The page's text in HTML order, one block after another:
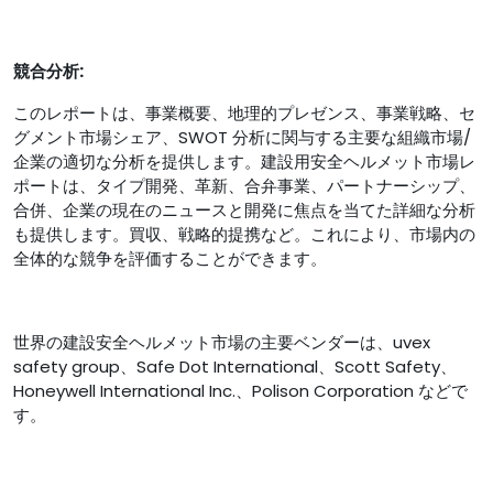
競合分析:
このレポートは、事業概要、地理的プレゼンス、事業戦略、セ
グメント市場シェア、SWOT 分析に関与する主要な組織市場/
企業の適切な分析を提供します。建設用安全ヘルメット市場レ
ポートは、タイプ開発、革新、合弁事業、パートナーシップ、
合併、企業の現在のニュースと開発に焦点を当てた詳細な分析
も提供します。買収、戦略的提携など。これにより、市場内の
全体的な競争を評価することができます。
世界の建設安全ヘルメット市場の主要ベンダーは、uvex
safety group、Safe Dot International、Scott Safety、
Honeywell International Inc.、Polison Corporation などで
す。